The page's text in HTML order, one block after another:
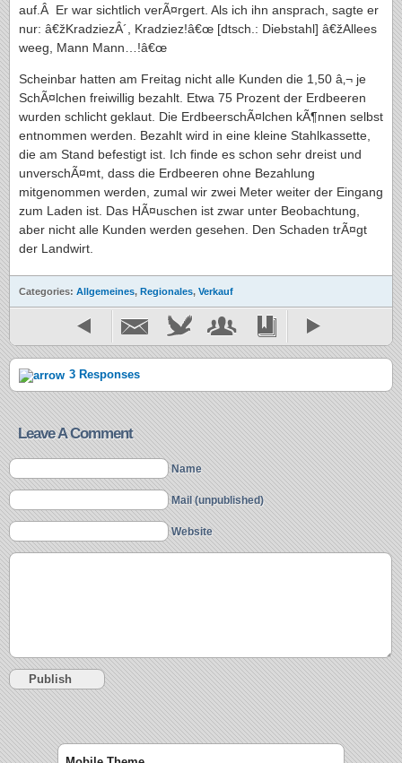
auf.Â Er war sichtlich verÃ¤rgert. Als ich ihn ansprach, sagte er
nur: â€žKradziezÂ´, Kradziez!â€œ [dtsch.: Diebstahl] â€žAllees
weeg, Mann Mann…!â€œ
Scheinbar hatten am Freitag nicht alle Kunden die 1,50 â‚¬ je
SchÃ¤lchen freiwillig bezahlt. Etwa 75 Prozent der Erdbeeren
wurden schlicht geklaut. Die ErdbeerschÃ¤lchen kÃ¶nnen selbst
entnommen werden. Bezahlt wird in eine kleine Stahlkassette,
die am Stand befestigt ist. Ich finde es schon sehr dreist und
unverschÃ¤mt, dass die Erdbeeren ohne Bezahlung
mitgenommen werden, zumal wir zwei Meter weiter der Eingang
zum Laden ist. Das HÃ¤uschen ist zwar unter Beobachtung,
aber nicht alle Kunden werden gesehen. Den Schaden trÃ¤gt
der Landwirt.
Categories: Allgemeines, Regionales, Verkauf
3 Responses
Leave A Comment
Name
Mail (unpublished)
Website